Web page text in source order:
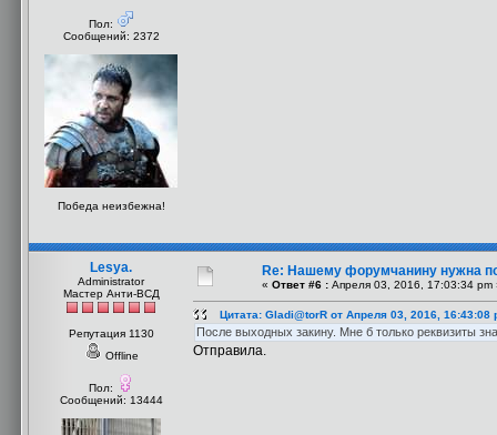
Пол:
Сообщений: 2372
Победа неизбежна!
Lesya.
Administrator
Мастер Анти-ВСД
Репутация 1130
Offline
Пол:
Сообщений: 13444
Re: Нашему форумчанину нужна
« Ответ #6 : Апреля 03, 2016, 17:03:34 pm
Цитата: Gladi@torR от Апреля 03, 2016, 16:43:08
После выходных закину. Мне б только реквизиты
Отправила.